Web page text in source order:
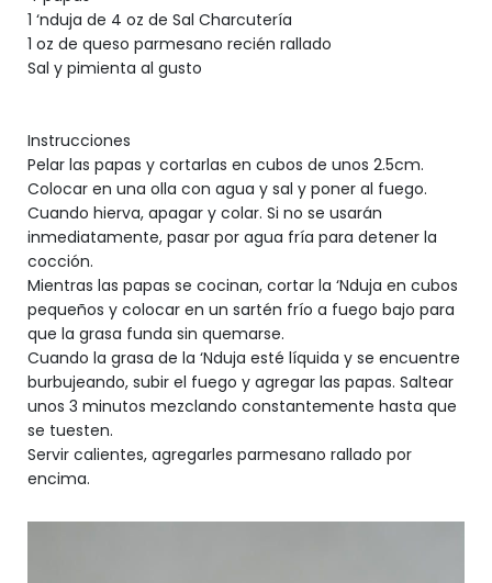
1 ‘nduja de 4 oz de Sal Charcutería
1 oz de queso parmesano recién rallado
Sal y pimienta al gusto
Instrucciones
Pelar las papas y cortarlas en cubos de unos 2.5cm.
Colocar en una olla con agua y sal y poner al fuego.
Cuando hierva, apagar y colar. Si no se usarán
inmediatamente, pasar por agua fría para detener la
cocción.
Mientras las papas se cocinan, cortar la ‘Nduja en cubos
pequeños y colocar en un sartén frío a fuego bajo para
que la grasa funda sin quemarse.
Cuando la grasa de la ‘Nduja esté líquida y se encuentre
burbujeando, subir el fuego y agregar las papas. Saltear
unos 3 minutos mezclando constantemente hasta que
se tuesten.
Servir calientes, agregarles parmesano rallado por
encima.